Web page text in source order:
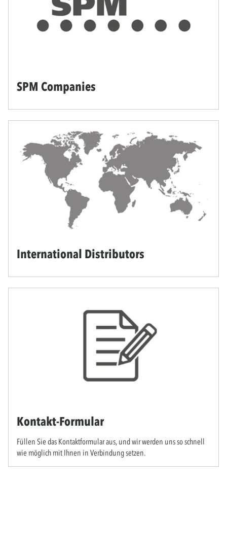
SPM Companies
International Distributors
Kontakt-Formular
Füllen Sie das Kontaktformular aus, und wir werden uns so schnell
wie möglich mit Ihnen in Verbindung setzen.